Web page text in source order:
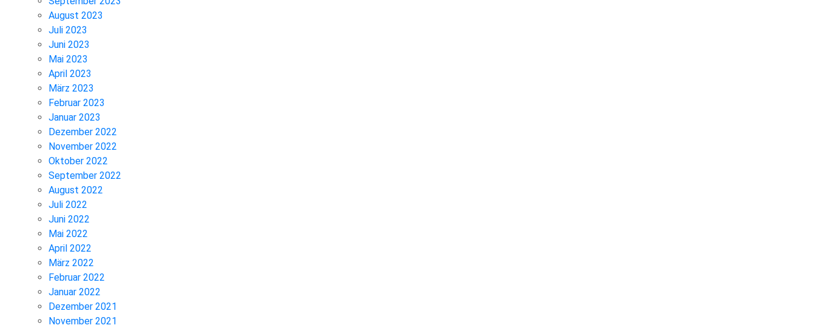
August 2023
Juli 2023
Juni 2023
Mai 2023
April 2023
März 2023
Februar 2023
Januar 2023
Dezember 2022
November 2022
Oktober 2022
September 2022
August 2022
Juli 2022
Juni 2022
Mai 2022
April 2022
März 2022
Februar 2022
Januar 2022
Dezember 2021
November 2021